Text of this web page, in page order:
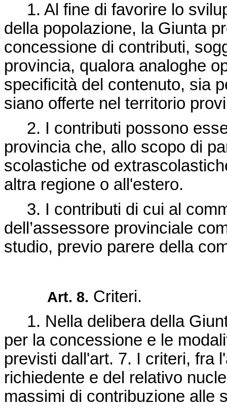
1. Al fine di favorire lo
della popolazione, la Giunta
concessione di contributi,
provincia, qualora analoghe
specificità del contenuto, sia
siano offerte nel territorio
2. I contributi possono
provincia che, allo scopo di
scolastiche od
altra regione o all'estero.
3. I contributi di cui al
dell’assessore provinciale
studio, previo parere della
Art. 8. Criteri.
1. Nella delibera della
per la concessione e le
previsti dall'art. 7. I criteri, fra
richiedente e del relativo
massimi di contribuzione alle